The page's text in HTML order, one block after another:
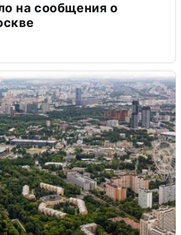
на сообщения о